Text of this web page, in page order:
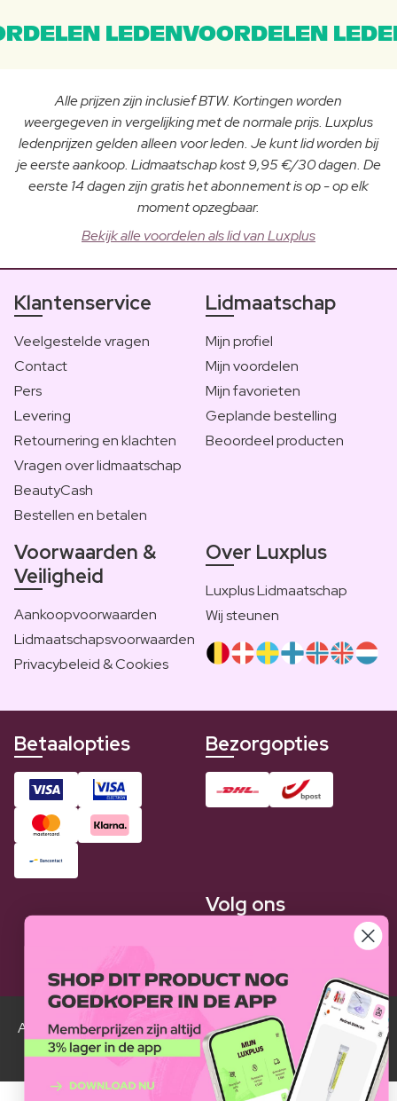
LEDENVOORDELEN
Alle prijzen zijn inclusief BTW. Kortingen worden
weergegeven in vergelijking met de normale prijs. Luxplus
ledenprijzen gelden alleen voor leden. Je kunt lid worden bij
je eerste aankoop. Lidmaatschap kost 9,95 €/30 dagen. De
eerste 14 dagen zijn gratis het abonnement is op - op elk
moment opzegbaar.
Bekijk alle voordelen als lid van Luxplus
Klantenservice
Veelgestelde vragen
Contact
Pers
Levering
Retournering en klachten
Vragen over lidmaatschap
BeautyCash
Bestellen en betalen
Lidmaatschap
Mijn profiel
Mijn voordelen
Mijn favorieten
Geplande bestelling
Beoordeel producten
Voorwaarden &
Veiligheid
Aankoopvoorwaarden
Lidmaatschapsvoorwaarden
Privacybeleid & Cookies
Over Luxplus
Luxplus Lidmaatschap
Wij steunen
Betaalopties Bezorgopties
Volg ons
Alle Luxplus ledenprijzen zijn weergegeven in vergelijking
met de normale prijzen.